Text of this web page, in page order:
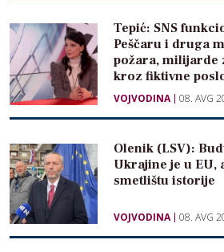
Tepić: SNS
Peščaru i druga
požara, milijarde
kroz fiktivne
VOJVODINA 08. AVG
Olenik (LSV):
Ukrajine je u EU,
smetlištu istorije
VOJVODINA 08. AVG